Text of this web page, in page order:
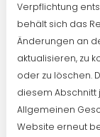
Verpflichtung
behält sich das
Änderungen an
aktualisieren, zu
oder zu löschen.
diesem Abschnitt
Allgemeinen
Website erneut